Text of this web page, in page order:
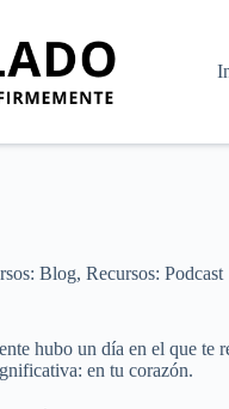
Blog, Recursos: Podcast
hubo un día en el que
en tu corazón.